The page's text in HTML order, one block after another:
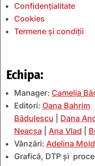
Confidențialitate
Cookies
Termene și condiții
Echipa:
Manager: Camelia
Editori: Oana Bahrim
Bădulescu
Dana
Neacșa
Ana Vlad
Vânzări: Adelina
Grafică, DTP și